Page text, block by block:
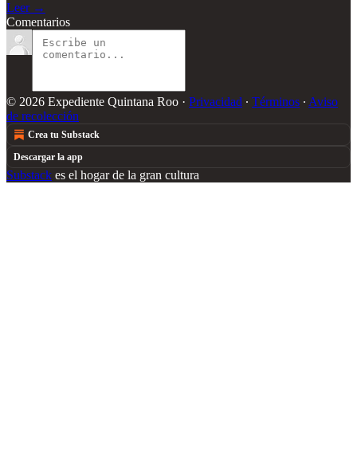
Leer →
Comentarios
© 2026 Expediente Quintana Roo · Privacidad ∙ Términos ∙ Aviso
de recolección
Crea tu Substack
Descargar la app
Substack es el hogar de la gran cultura